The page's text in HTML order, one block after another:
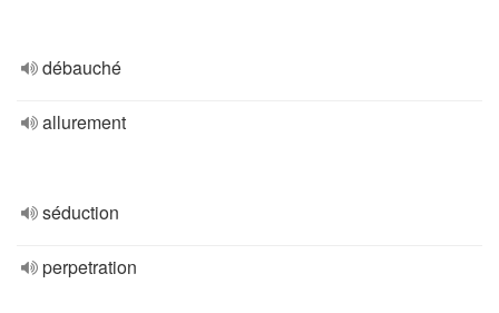
débauché
allurement
séduction
perpetration